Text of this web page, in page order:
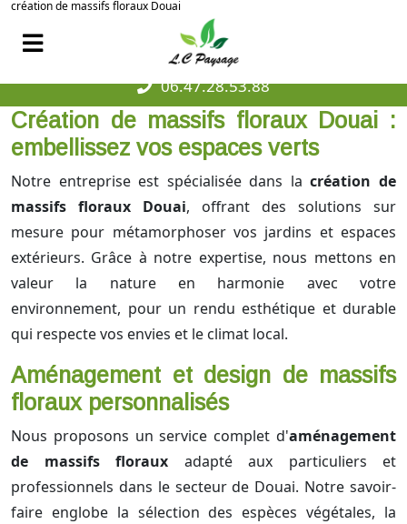
création de massifs floraux Douai
06.47.28.53.88
Création de massifs floraux Douai :
embellissez vos espaces verts
Notre entreprise est spécialisée dans lacréation de
massifs floraux Douai, offrant des solutions sur
mesure pour métamorphoser vos jardins et espaces
extérieurs. Grâce à notre expertise, nous mettons en
valeur la nature en harmonie avec votre
environnement, pour un rendu esthétique et durable
qui respecte vos envies et le climat local.
Aménagement et design de massifs
floraux personnalisés
Nous proposons un service complet d'aménagement
de massifs floraux adapté aux particuliers et
professionnels dans le secteur de Douai. Notre savoir-
faire englobe la sélection des espèces végétales, la